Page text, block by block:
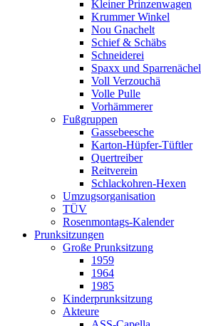
Kleiner Prinzenwagen
Krummer Winkel
Nou Gnachelt
Schief & Schäbs
Schneiderei
Spaxx und Sparrenächel
Voll Verzouchä
Volle Pulle
Vorhämmerer
Fußgruppen
Gassebeesche
Karton-Hüpfer-Tüftler
Quertreiber
Reitverein
Schlackohren-Hexen
Umzugsorganisation
TÜV
Rosenmontags-Kalender
Prunksitzungen
Große Prunksitzung
1959
1964
1985
Kinderprunksitzung
Akteure